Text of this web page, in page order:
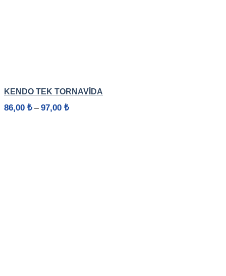
KENDO TEK TORNAVİDA
86,00 ₺ – 97,00 ₺